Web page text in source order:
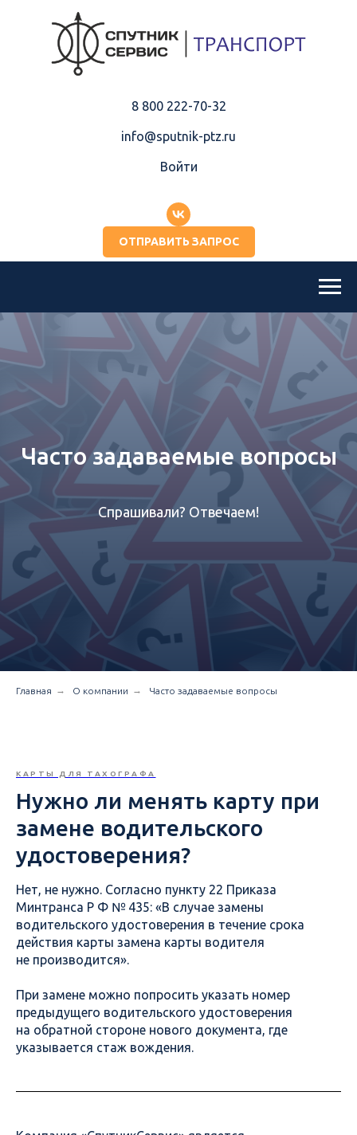
8 800 222-70-32
info@sputnik-ptz.ru
Войти
ОТПРАВИТЬ ЗАПРОС
Часто задаваемые вопросы
Спрашивали? Отвечаем!
Главная → О компании → Часто задаваемые вопросы
КАРТЫ ДЛЯ ТАХОГРАФА
Нужно ли менять карту при
замене водительского
удостоверения?
Нет, не нужно. Согласно пункту 22 Приказа
Минтранса Р Ф № 435: «В случае замены
водительского удостоверения в течение срока
действия карты замена карты водителя
не производится».
При замене можно попросить указать номер
предыдущего водительского удостоверения
на обратной стороне нового документа, где
указывается стаж вождения.